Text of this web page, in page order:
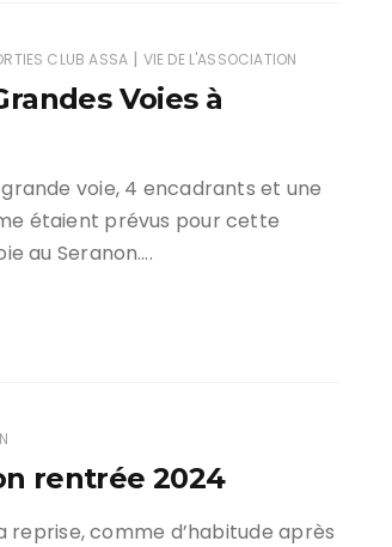
CLUB ASSA | VIE DE L'ASSOCIATION
Voies à
voie, 4 encadrants et une
étaient prévus pour cette
au Seranon….
rentrée 2024
reprise, comme d’habitude après